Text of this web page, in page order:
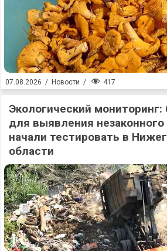
07.08.2026 / Новости / 417
Экологический мониторинг:
для выявления
начали тестировать в
области